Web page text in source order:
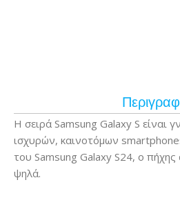
Η σειρά Samsung Galaxy S είναι
ισχυρών, καινοτόμων
του Samsung Galaxy S24, ο πήχης
ψηλά.